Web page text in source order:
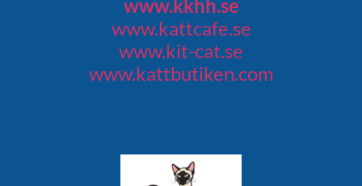
www.kkhh.se
www.kattcafe.se
www.kit-cat.se
www.kattbutiken.com